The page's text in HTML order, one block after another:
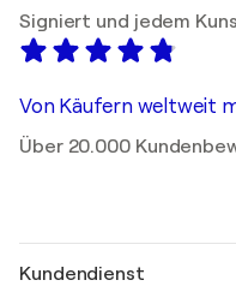
Signiert und jedem
Von Käufern weltweit
Über 20.000
Kundendienst